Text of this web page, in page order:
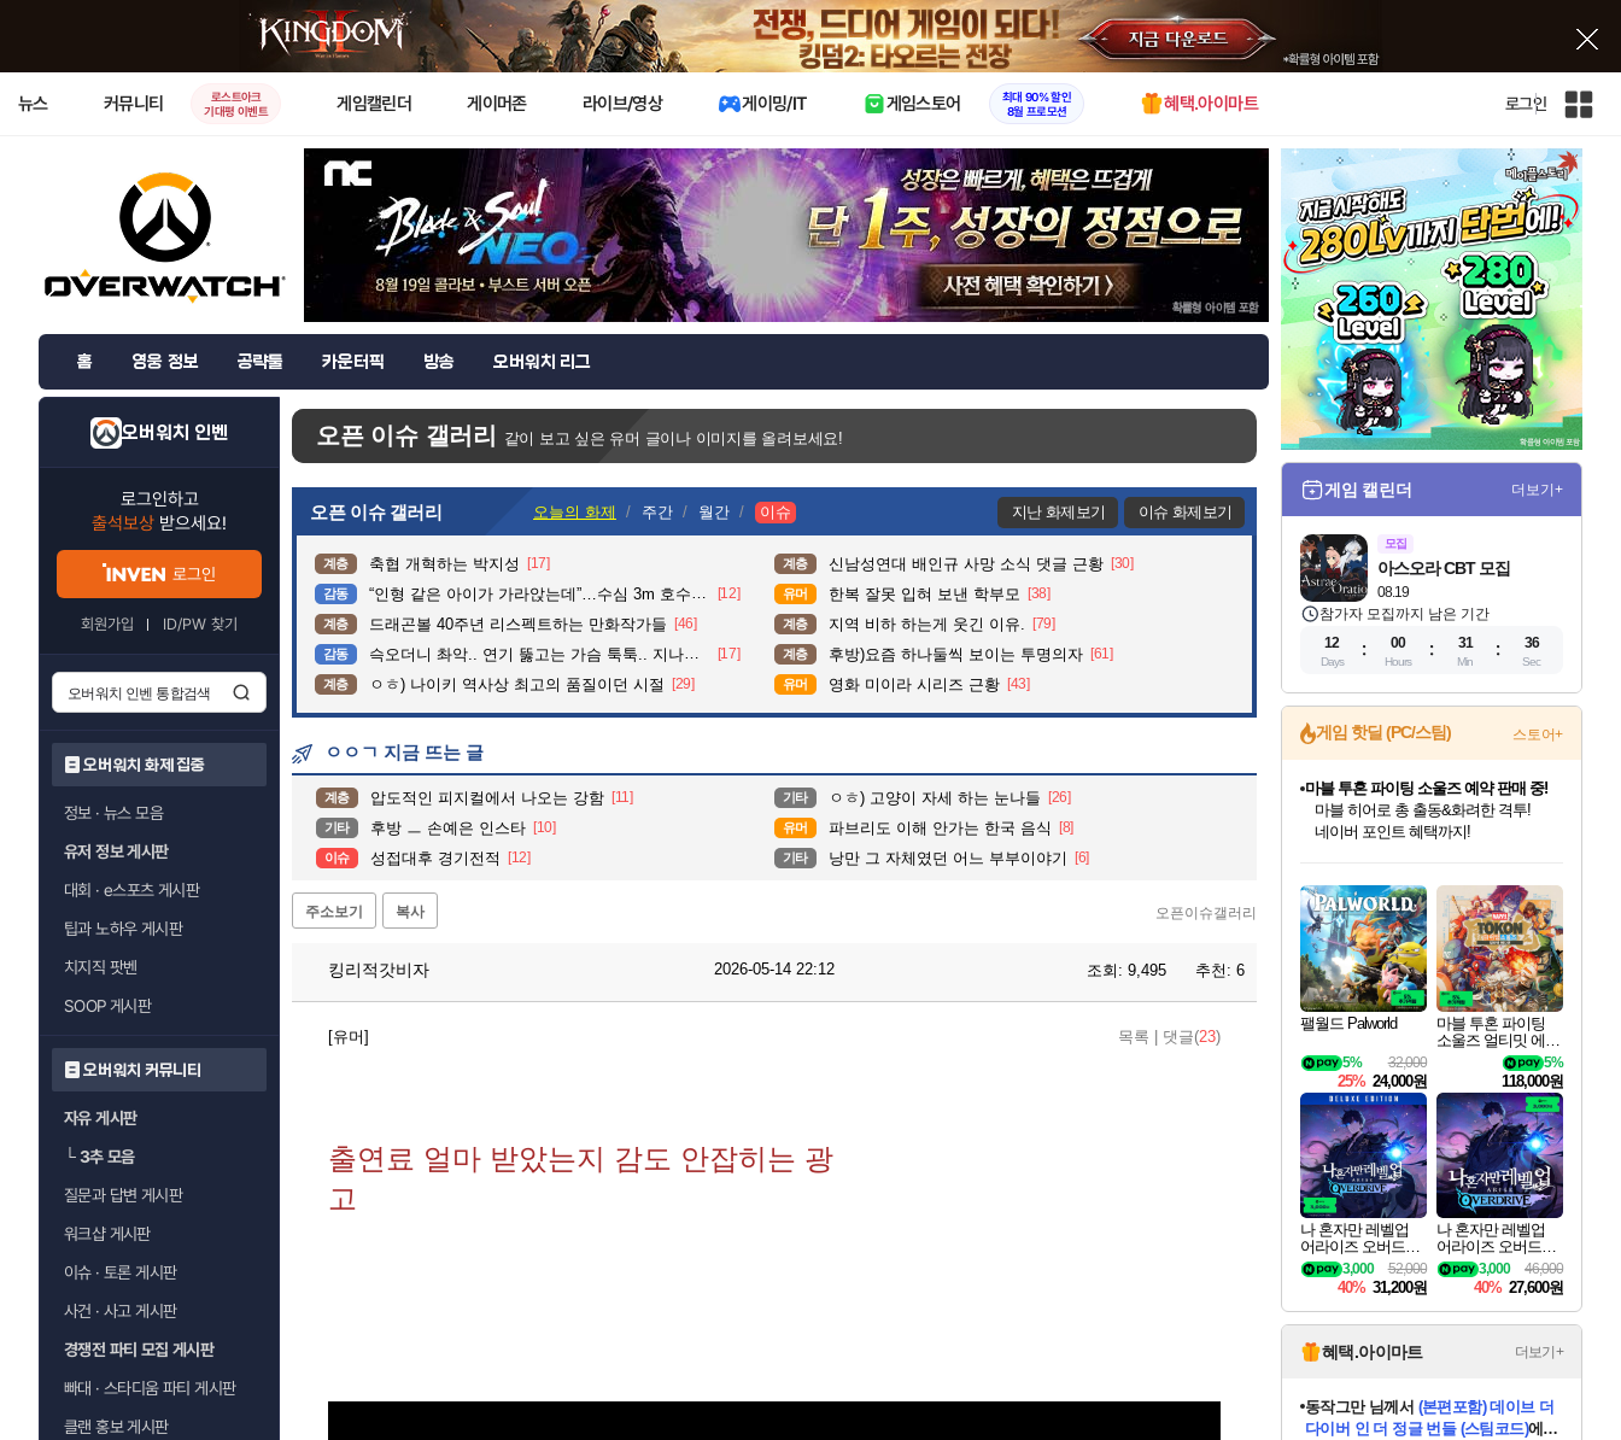
X
뉴스 커뮤니티
로스트아크
기대평 이벤트
게임캘린더 게이머존 라이브/영상 게이밍/IT 게임스토어
최대 90% 할인
8월 프로모션
혜택.아이마트 로그인
인
전
체
사
이
홈 영웅 정보 공략툴 카운터픽 방송 오버워치 리그
오버워치 인벤
로그인하고
출석보상 받으세요!
로그인
회원가입 ID/PW 찾기
오버워치 화제 집중
정보 · 뉴스 모음
유저 정보 게시판
대회 · e스포츠 게시판
팁과 노하우 게시판
치지직 팟벤
SOOP 게시판
오버워치 커뮤니티
자유 게시판
└3추 모음
질문과 답변 게시판
워크샵 게시판
이슈 · 토론 게시판
사건 · 사고 게시판
경쟁전 파티 모집 게시판
빠대 · 스타디움 파티 게시판
클랜 홍보 게시판
오픈 이슈 갤러리 같이 보고 싶은 유머 글이나 이미지를 올려보세요!
오픈 이슈 갤러리 오늘의 화제 주간 월간 이슈 지난 화제보기 이슈 화제보기
계층 축협 개혁하는 박지성 [17] 계층 신남성연대 배인규 사망 소식 댓글 근황 [30]
감동 “인형 같은 아이가 가라앉는데”…수심 3m 호수 뛰어든 60대 의인 [12] 유머 한복 잘못 입혀 보낸 학부모 [38]
계층 드래곤볼 40주년 리스펙트하는 만화작가들 [46] 계층 지역 비하 하는게 웃긴 이유. [79]
감동 슥오더니 촤악.. 연기 뚫고는 가슴 툭툭.. 지나가던 아재의 정체 [17] 계층 후방)요즘 하나둘씩 보이는 투명의자 [61]
계층 ㅇㅎ) 나이키 역사상 최고의 품질이던 시절 [29] 유머 영화 미이라 시리즈 근황 [43]
ㅇㅇㄱ 지금 뜨는 글
계층 압도적인 피지컬에서 나오는 강함 [11] 기타 ㅇㅎ) 고양이 자세 하는 눈나들 [26]
기타 후방 ㅡ 손예은 인스타 [10] 유머 파브리도 이해 안가는 한국 음식 [8]
이슈 성접대후 경기전적 [12] 기타 낭만 그 자체였던 어느 부부이야기 [6]
주소보기 복사 오픈이슈갤러리
킹리적갓비자 2026-05-14 22:12 조회: 9,495 추천: 6
[유머] 목록 댓글(23)
출연료 얼마 받았는지 감도 안잡히는 광
고
게임 캘린더 더보기+
모집
08.19
아스오라 CBT 모집
참가자 모집까지 남은 기간
12
Days
00
Hours
31
Min
34
Sec
게임 핫딜 (PC/스팀) 스토어+
최대 90% 할인가를 만나보세요!
네이버혜택과 함께 만나보세요!
50%할인&추가 적립까지!
이니&베니 혜택까지!
네이버 혜택가와 함께 예약하세요!
할인&네이버혜택으로 만나보세요!
네이버페이 혜택과 만나보세요!
40주년 프로모션으로 만나보세요!
네이버 포인트 혜택까지!
캡콤 프렌차이즈 할인 진행 중!
몬헌, 바하 등 인기 IP를
할인가에 만나보세요!
일부 에디션 상시 할인!
혜택으로 예약 판매 중
편안하게 충전하세요
팰월드 Palworld
32,000
5%
25% 24,000원
마블 투혼 파이팅
소울즈 얼티밋 에디
션 예약구매 MARV
EL Tokon Fighting S
ouls Ultimate Edition
Pre-Purchase
5%
118,000원
나 혼자만 레벨업
어라이즈 오버드라
이브 디럭스 에디션
Solo Leveling Arise
Overdrive Deluxe Edi
tion
52,000
3,000
40% 31,200원
나 혼자만 레벨업
어라이즈 오버드라
이브 Solo Leveling A
rise
46,000
3,000
40% 27,600원
혜택.아이마트 더보기+
동작그만님께서 (본편포함) 데이브 더
다이버 인 더 정글 번들 (스팀코드)에